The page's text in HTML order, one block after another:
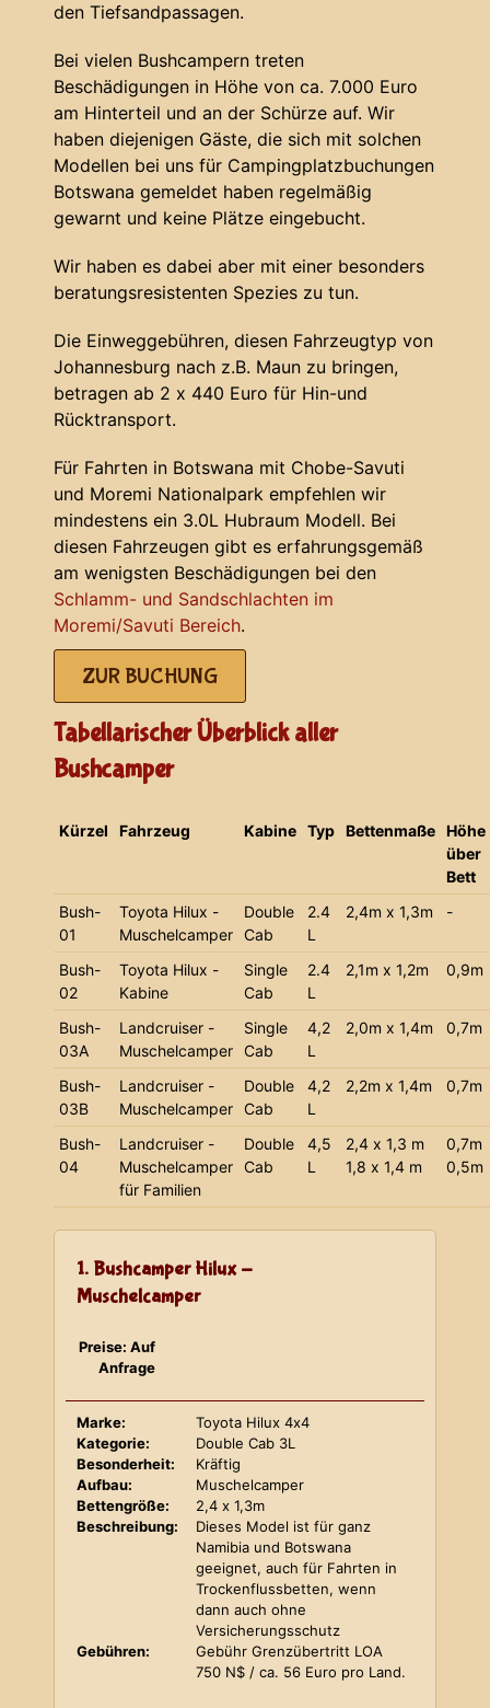
den Tiefsandpassagen.
Bei vielen Bushcampern treten
Beschädigungen in Höhe von ca. 7.000 Euro
am Hinterteil und an der Schürze auf. Wir
haben diejenigen Gäste, die sich mit solchen
Modellen bei uns für Campingplatzbuchungen
Botswana gemeldet haben regelmäßig
gewarnt und keine Plätze eingebucht.
Wir haben es dabei aber mit einer besonders
beratungsresistenten Spezies zu tun.
Die Einweggebühren, diesen Fahrzeugtyp von
Johannesburg nach z.B. Maun zu bringen,
betragen ab 2 x 440 Euro für Hin-und
Rücktransport.
Für Fahrten in Botswana mit Chobe-Savuti
und Moremi Nationalpark empfehlen wir
mindestens ein 3.0L Hubraum Modell. Bei
diesen Fahrzeugen gibt es erfahrungsgemäß
am wenigsten Beschädigungen bei den
Schlamm- und Sandschlachten im
Moremi/Savuti Bereich.
ZUR BUCHUNG
Tabellarischer Überblick aller
Bushcamper
Kürzel Fahrzeug Kabine Typ Bettenmaße Höhe
über
Bett
Bush-
01
Toyota Hilux -
Muschelcamper
Double
Cab
2.4
L
2,4m x 1,3m -
Bush-
02
Toyota Hilux -
Kabine
Single
Cab
2.4
L
2,1m x 1,2m 0,9m
Bush-
03A
Landcruiser -
Muschelcamper
Single
Cab
4,2
L
2,0m x 1,4m 0,7m
Bush-
03B
Landcruiser -
Muschelcamper
Double
Cab
4,2
L
2,2m x 1,4m 0,7m
Bush-
04
Landcruiser -
Muschelcamper
für Familien
Double
Cab
4,5
L
2,4 x 1,3 m
1,8 x 1,4 m
0,7m
0,5m
1. Bushcamper Hilux -
Muschelcamper
Preise: Auf
Anfrage
Marke:
Toyota Hilux 4x4
Kategorie:
Double Cab 3L
Besonderheit:
Kräftig
Aufbau:
Muschelcamper
Bettengröße:
2,4 x 1,3m
Beschreibung:
Dieses Model ist für ganz
Namibia und Botswana
geeignet, auch für Fahrten in
Trockenflussbetten, wenn
dann auch ohne
Versicherungsschutz
Gebühren:
Gebühr Grenzübertritt LOA
750 N$ / ca. 56 Euro pro Land.